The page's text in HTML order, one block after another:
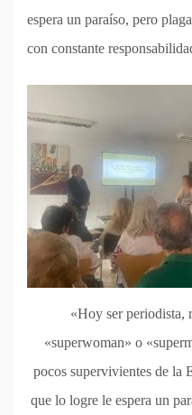
espera un paraíso, pero
con constante
«Hoy ser periodista,
«superwoman» o
pocos supervivientes de la
que lo logre le espera un